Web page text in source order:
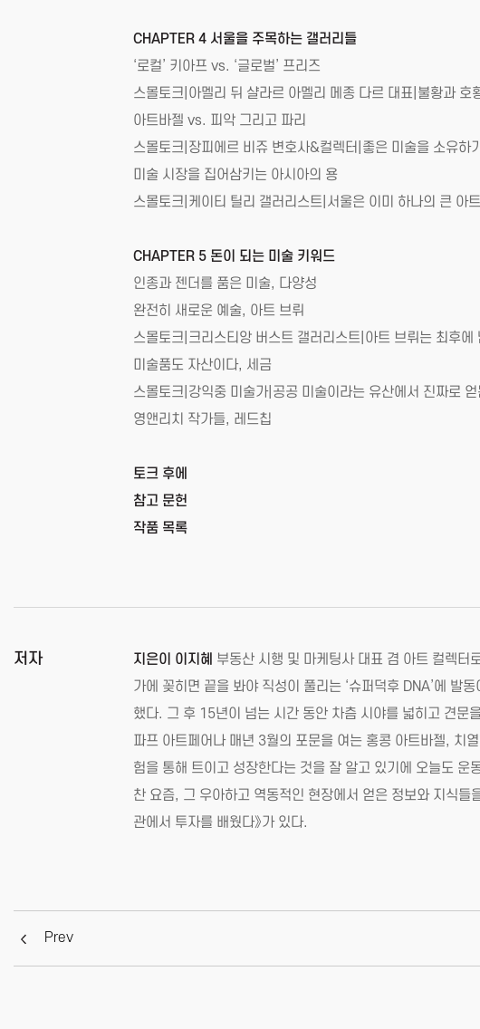
CHAPTER 4 서울을 주목하는 갤러리들
‘로컬’ 키아프 vs. ‘글로벌’ 프리즈
스몰토크|아멜리 뒤 샬라르 아멜리 메종 다르 대표|불황과 호
아트바젤 vs. 피악 그리고 파리
스몰토크|장피에르 비쥬 변호사&컬렉터|좋은 미술을 소유하
미술 시장을 집어삼키는 아시아의 용
스몰토크|케이티 틸리 갤러리스트|서울은 이미 하나의 큰 아
CHAPTER 5 돈이 되는 미술 키워드
인종과 젠더를 품은 미술, 다양성
완전히 새로운 예술, 아트 브뤼
스몰토크|크리스티앙 버스트 갤러리스트|아트 브뤼는 최후에
미술품도 자산이다, 세금
스몰토크|강익중 미술가|공공 미술이라는 유산에서 진짜로 얻
영앤리치 작가들, 레드칩
토크 후에
참고 문헌
작품 목록
저자 지은이 이지혜 부동산 시행 및 마케팅사 대표 겸 아트 컬렉
가에 꽂히면 끝을 봐야 직성이 풀리는 ‘슈퍼덕후 DNA’에 발
했다. 그 후 15년이 넘는 시간 동안 차츰 시야를 넓히고 견문
파프 아트페어나 매년 3월의 포문을 여는 홍콩 아트바젤, 치
험을 통해 트이고 성장한다는 것을 잘 알고 있기에 오늘도
찬 요즘, 그 우아하고 역동적인 현장에서 얻은 정보와 지식들
관에서 투자를 배웠다》가 있다.
Prev